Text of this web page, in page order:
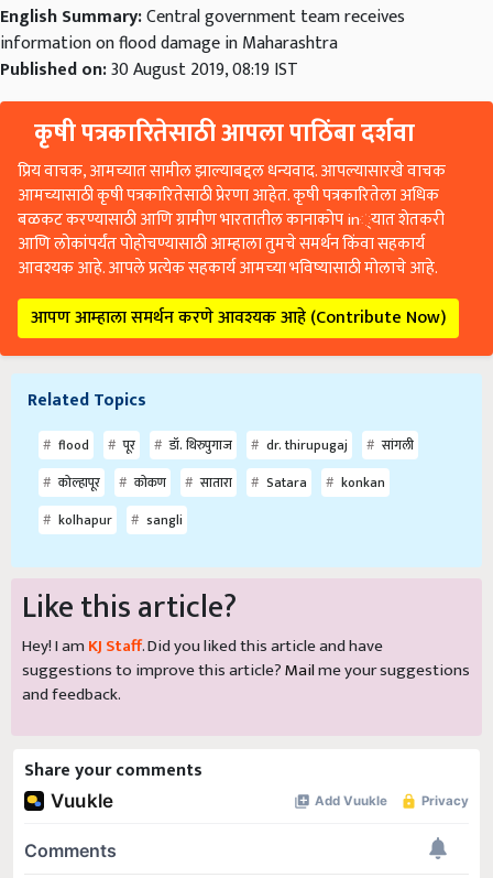
English Summary:Central government team receives
information on flood damage in Maharashtra
Published on:30 August 2019, 08:19 IST
कृषी पत्रकारितेसाठी आपला पाठिंबा दर्शवा
प्रिय वाचक, आमच्यात सामील झाल्याबद्दल धन्यवाद. आपल्यासारखे वाचक
आमच्यासाठी कृषी पत्रकारितेसाठी प्रेरणा आहेत. कृषी पत्रकारितेला अधिक
बळकट करण्यासाठी आणि ग्रामीण भारतातील कानाकोप in्यात शेतकरी
आणि लोकांपर्यंत पोहोचण्यासाठी आम्हाला तुमचे समर्थन किंवा सहकार्य
आवश्यक आहे. आपले प्रत्येक सहकार्य आमच्या भविष्यासाठी मोलाचे आहे.
आपण आम्हाला समर्थन करणे आवश्यक आहे (Contribute Now)
Related Topics
flood पूर डॉ. थिरुपुगाज dr. thirupugaj
सांगली
कोल्हापूर
कोकण सातारा Satara
konkan
kolhapur
sangli
Like this article?
Hey! I am KJ Staff. Did you liked this article and have
suggestions to improve this article?Mailme your suggestions
and feedback.
Share your comments